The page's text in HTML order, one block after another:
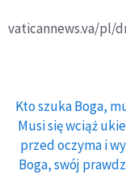
vaticannews.va/pl/
Kto szuka Boga,
Musi się wciąż
przed oczyma i
Boga, swój